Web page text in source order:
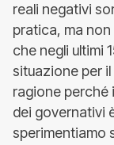
reali negativi
pratica, ma
che negli ultimi
situazione per
ragione perché
dei governativi
sperimentiamo